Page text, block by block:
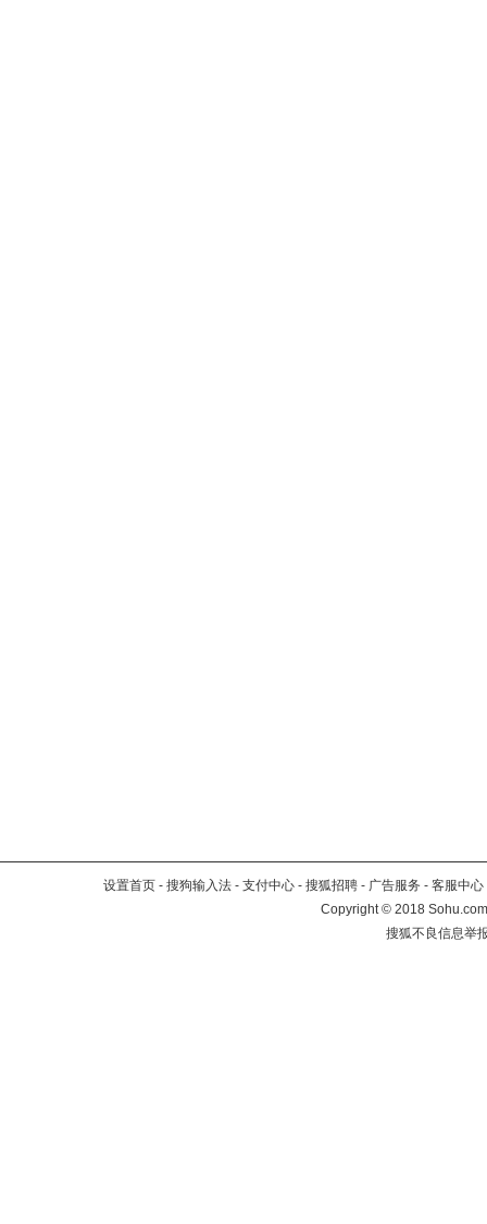
设置首页 - 搜狗输入法 - 支付中心 - 搜狐招聘 - 广告服务 - 客服中心
Copyright©2018
搜狐不良信息举